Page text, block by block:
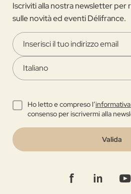
Iscriviti alla nostra newsletter
sulle novità ed eventi Délifrance.
Ho letto e compreso l’
consenso per iscrivermi alla
Valida